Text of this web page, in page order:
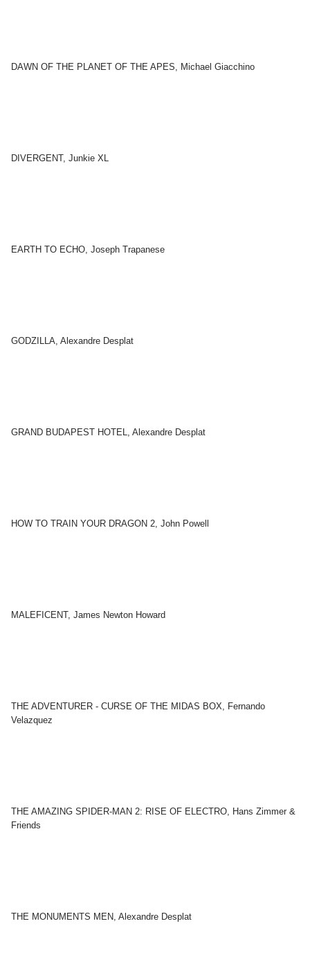
DAWN OF THE PLANET OF THE APES, Michael Giacchino
DIVERGENT, Junkie XL
EARTH TO ECHO, Joseph Trapanese
GODZILLA, Alexandre Desplat
GRAND BUDAPEST HOTEL, Alexandre Desplat
HOW TO TRAIN YOUR DRAGON 2, John Powell
MALEFICENT, James Newton Howard
THE ADVENTURER - CURSE OF THE MIDAS BOX, Fernando
Velazquez
THE AMAZING SPIDER-MAN 2: RISE OF ELECTRO, Hans Zimmer &
Friends
THE MONUMENTS MEN, Alexandre Desplat